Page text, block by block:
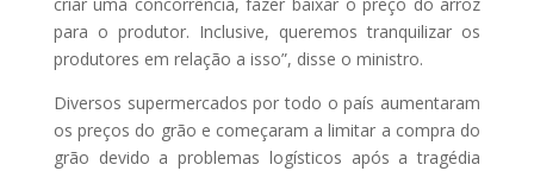
para o produtor. Inclusive, queremos tranquilizar os
produtores em relação a isso”, disse o ministro.
Diversos supermercados por todo o país aumentaram
os preços do grão e começaram a limitar a compra do
grão devido a problemas logísticos após a tragédia